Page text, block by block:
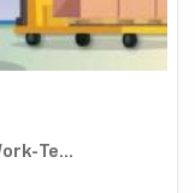
Te...